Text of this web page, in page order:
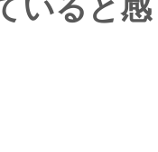
いると感